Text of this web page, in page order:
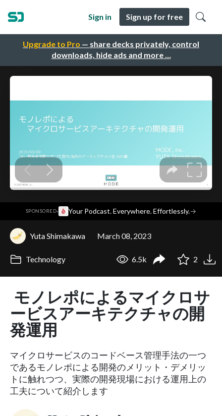
Upgrade to Pro — share decks privately, control
downloads, hide ads and more …
Sign in Sign up for free
SPONSORED· Your Podcast. Everywhere. Effortlessly.→
Yuta Shimakawa March 08, 2023
Technology 6.5k 2
モノレポによるマイクロサ
ービスアーキテクチャの開
発運用
マイクロサービスのコードベース管理手法の一つ
であるモノレポによる開発のメリット・デメリッ
トに触れつつ、実際の開発現場における運用上の
工夫について紹介します